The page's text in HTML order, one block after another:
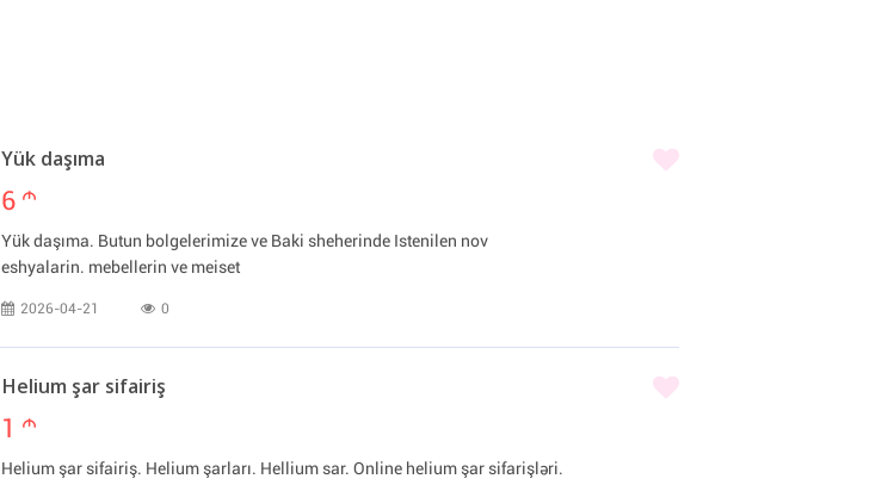
Yük daşıma
6 m
Yük daşıma. Butun bolgelerimize ve Baki sheherinde Istenilen nov
eshyalarin. mebellerin ve meiset
2026-04-21 0
Helium şar sifairiş
1 m
Helium şar sifairiş. Helium şarları. Hellium sar. Online helium şar sifarişləri.